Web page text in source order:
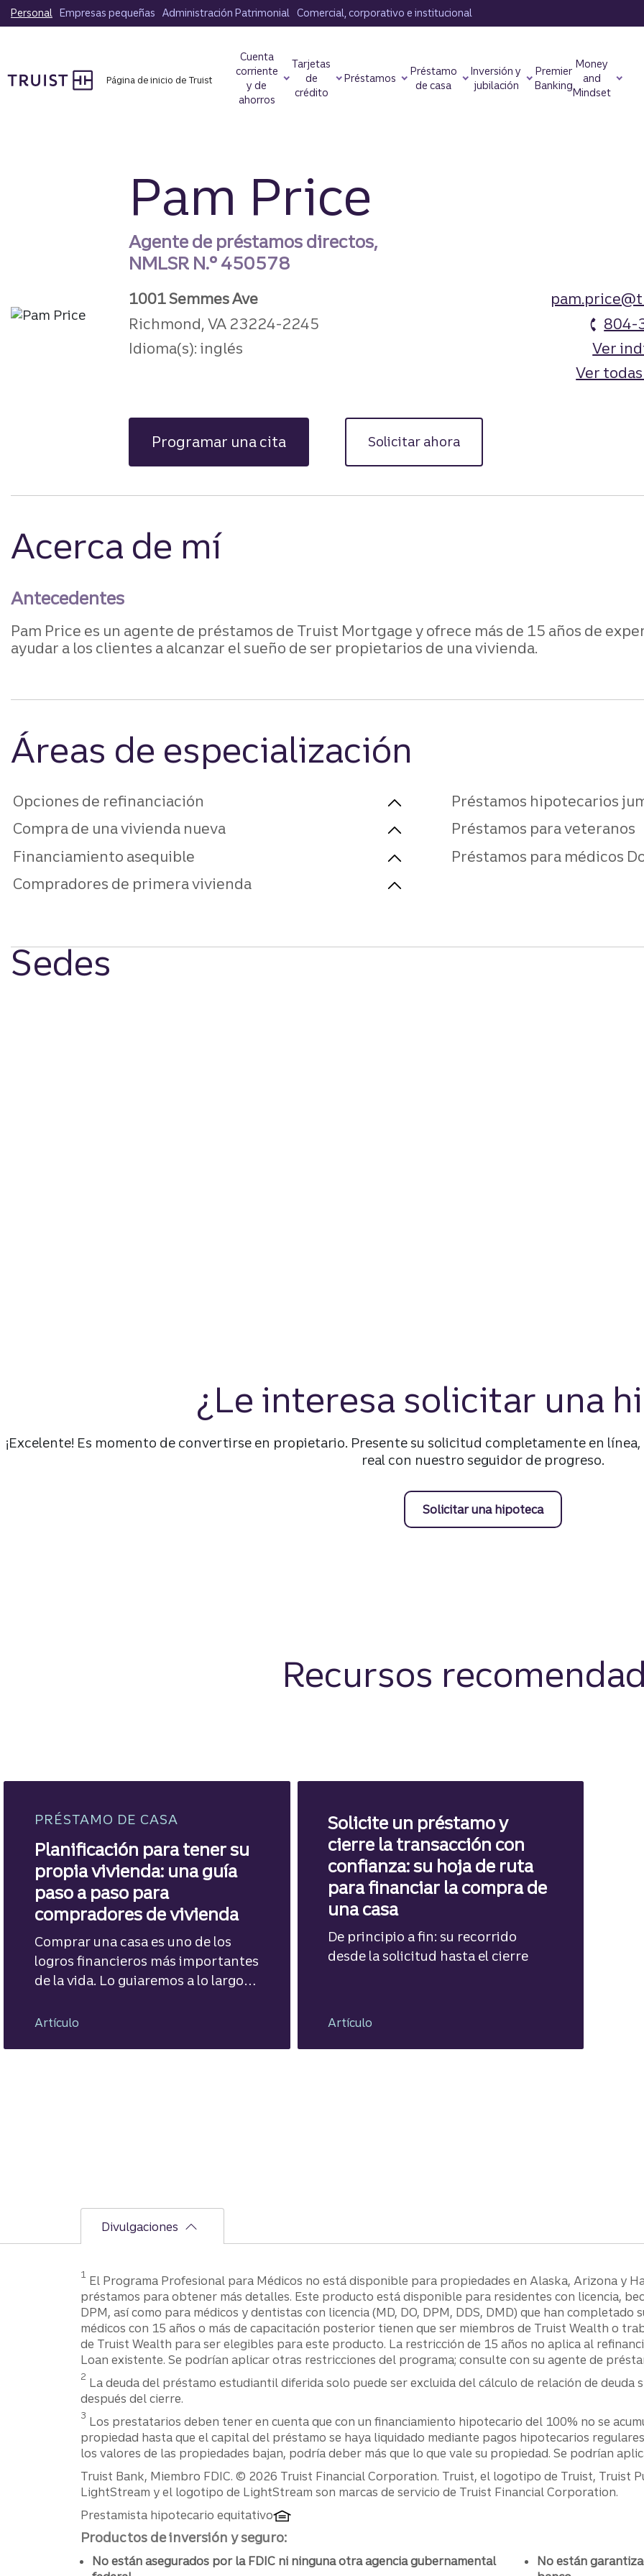
Saltar
al
Personal Empresas pequeñas Administración Patrimonial Comercial, corporativo e institucional
Página de inicio de Truist
Cuenta
corriente
y de
ahorros
Tarjetas
de
crédito
Préstamos
Préstamo
de casa
Inversión y
jubilación
Premier
Banking
Money
and
Mindset
Pam Price
Agente de préstamos directos,
NMLSR N.° 450578
1001 Semmes Ave
Richmond, VA 23224-2245
Idioma(s): inglés
804-
Ver
Ver
Programar una cita Solicitar ahora
Acerca de mí
Antecedentes
Pam Price es un agente de préstamos de Truist Mortgage y ofrece más de 15 años de
ayudar a los clientes a alcanzar el sueño de ser propietarios de una vivienda.
Áreas de especialización
Opciones de refinanciación
Préstamos hipotecarios
Compra de una vivienda nueva
Préstamos para veteranos
Financiamiento asequible
Préstamos para médicos
Compradores de primera vivienda
Sedes
¿Le interesa solicitar una
¡Excelente! Es momento de convertirse en propietario. Presente su solicitud completamente en
real con nuestro seguidor de progreso.
Solicitar una hipoteca
Recursos
PRÉSTAMO DE CASA
Planificación para tener su
propia vivienda: una guía
paso a paso para
compradores de vivienda
Comprar una casa es uno de los
logros financieros más importantes
de la vida. Lo guiaremos a lo largo
un préstamo de casa.
Artículo
Solicite un préstamo y
cierre la transacción con
confianza: su hoja de ruta
para financiar la compra de
una casa
De principio a fin: su recorrido
desde la solicitud hasta el cierre
Artículo
Divulgaciones
1 El Programa Profesional para Médicos no está disponible para propiedades en Alaska, Arizona y
préstamos para obtener más detalles. Este producto está disponible para residentes con licencia,
DPM, así como para médicos y dentistas con licencia (MD, DO, DPM, DDS, DMD) que han
médicos con 15 años o más de capacitación posterior tienen que ser miembros de Truist Wealth o
de Truist Wealth para ser elegibles para este producto. La restricción de 15 años no aplica al
Loan existente. Se podrían aplicar otras restricciones del programa; consulte con su agente de
2 La deuda del préstamo estudiantil diferida solo puede ser excluida del cálculo de relación de deuda
después del cierre.
3 Los prestatarios deben tener en cuenta que con un financiamiento hipotecario del 100% no se
propiedad hasta que el capital del préstamo se haya liquidado mediante pagos hipotecarios
los valores de las propiedades bajan, podría deber más que lo que vale su propiedad. Se podrían
Divulgaciones
Truist Bank, Miembro FDIC. © 2026 Truist Financial Corporation. Truist, el logotipo de Truist, Truist
LightStream y el logotipo de LightStream son marcas de servicio de Truist Financial Corporation.
Prestamista hipotecario equitativo
Productos de inversión y seguro:
No están asegurados por la FDIC ni ninguna otra agencia gubernamental
No están